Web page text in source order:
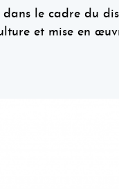
dans le cadre du
et mise en